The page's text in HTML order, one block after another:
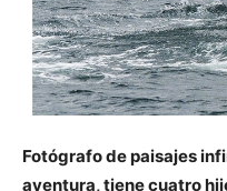
Fotógrafo de paisajes
aventura, tiene cuatro